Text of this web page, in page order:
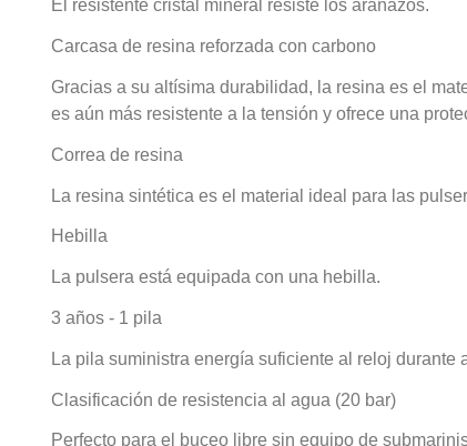
El resistente cristal mineral resiste los arañazos.
Carcasa de resina reforzada con carbono
Gracias a su altísima durabilidad, la resina es el
es aún más resistente a la tensión y ofrece una
Correa de resina
La resina sintética es el material ideal para las
Hebilla
La pulsera está equipada con una hebilla.
3 años - 1 pila
La pila suministra energía suficiente al reloj durante
Clasificación de resistencia al agua (20 bar)
Perfecto para el buceo libre sin equipo de